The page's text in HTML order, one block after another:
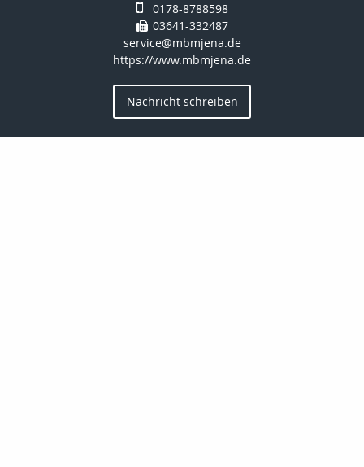
0178-8788598
03641-332487
service@mbmjena.de
https://www.mbmjena.de
Nachricht schreiben